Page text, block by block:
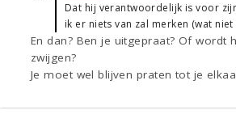
Dat hij verantwoordelijk is voor
ik er niets van zal merken (wat
En dan? Ben je uitgepraat? Of wordt
zwijgen?
Je moet wel blijven praten tot je